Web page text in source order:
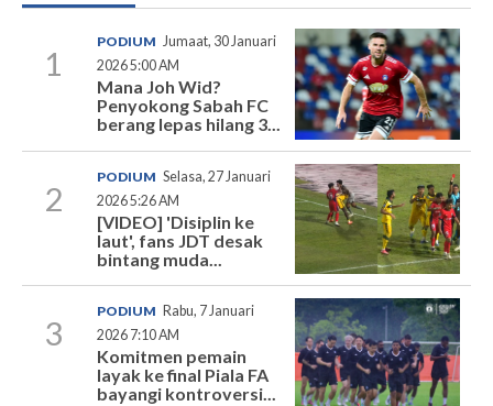
1
PODIUM Jumaat, 30 Januari
2026 5:00 AM
Mana Joh Wid?
Penyokong Sabah FC
berang lepas hilang 3...
2
PODIUM Selasa, 27 Januari
2026 5:26 AM
[VIDEO] 'Disiplin ke
laut', fans JDT desak
bintang muda...
3
PODIUM Rabu, 7 Januari
2026 7:10 AM
Komitmen pemain
layak ke final Piala FA
bayangi kontroversi...